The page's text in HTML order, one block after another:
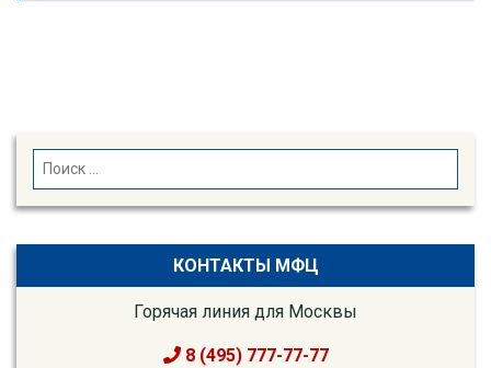
Search
for:
SEARCH
КОНТАКТЫ МФЦ
Горячая линия для Москвы
8 (495) 777-77-77